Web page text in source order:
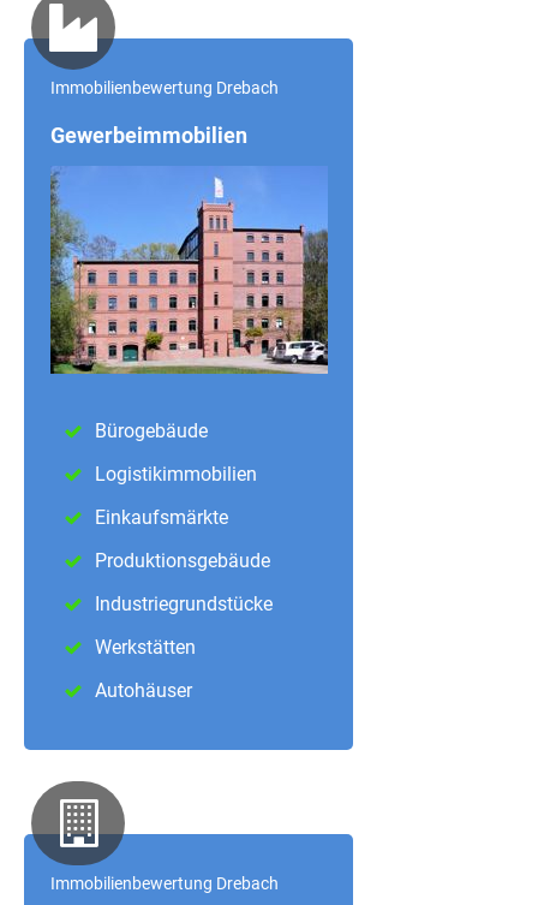
Immobilienbewertung Drebach
Gewerbeimmobilien
Bürogebäude
Logistikimmobilien
Einkaufsmärkte
Produktionsgebäude
Industriegrundstücke
Werkstätten
Autohäuser
Immobilienbewertung Drebach